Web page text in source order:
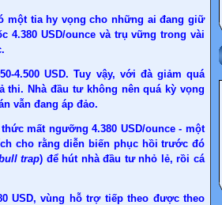
một tia hy vọng cho những ai đang giữ
4.380 USD/ounce và trụ vững trong vài
4.500 USD. Tuy vậy, với đà giảm quá
thi. Nhà đầu tư không nên quá kỳ vọng
vẫn đang áp đảo.
mất ngưỡng 4.380 USD/ounce - một
cho rằng diễn biến phục hồi trước đó
trap) để hút nhà đầu tư nhỏ lẻ, rồi cá
USD, vùng hỗ trợ tiếp theo được theo